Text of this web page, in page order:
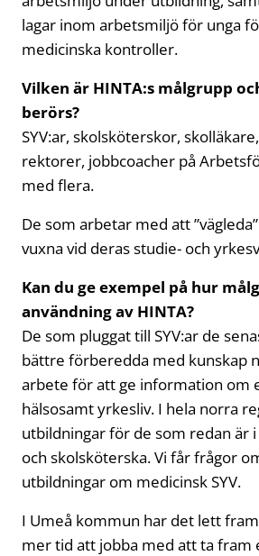
lagar inom arbetsmiljö för unga
medicinska kontroller.
Vilken är HINTA:s målgrupp
berörs?
SYV:ar, skolsköterskor,
rektorer, jobbcoacher på
med flera.
De som arbetar med att
vuxna vid deras studie- och
Kan du ge exempel på hur
användning av HINTA?
De som pluggat till SYV:ar de
bättre förberedda med kunskap
arbete för att ge information om
hälsosamt yrkesliv. I hela norra
utbildningar för de som redan är i
och skolsköterska. Vi får frågor
utbildningar om medicinsk SYV.
I Umeå kommun har det lett
mer tid att jobba med att ta